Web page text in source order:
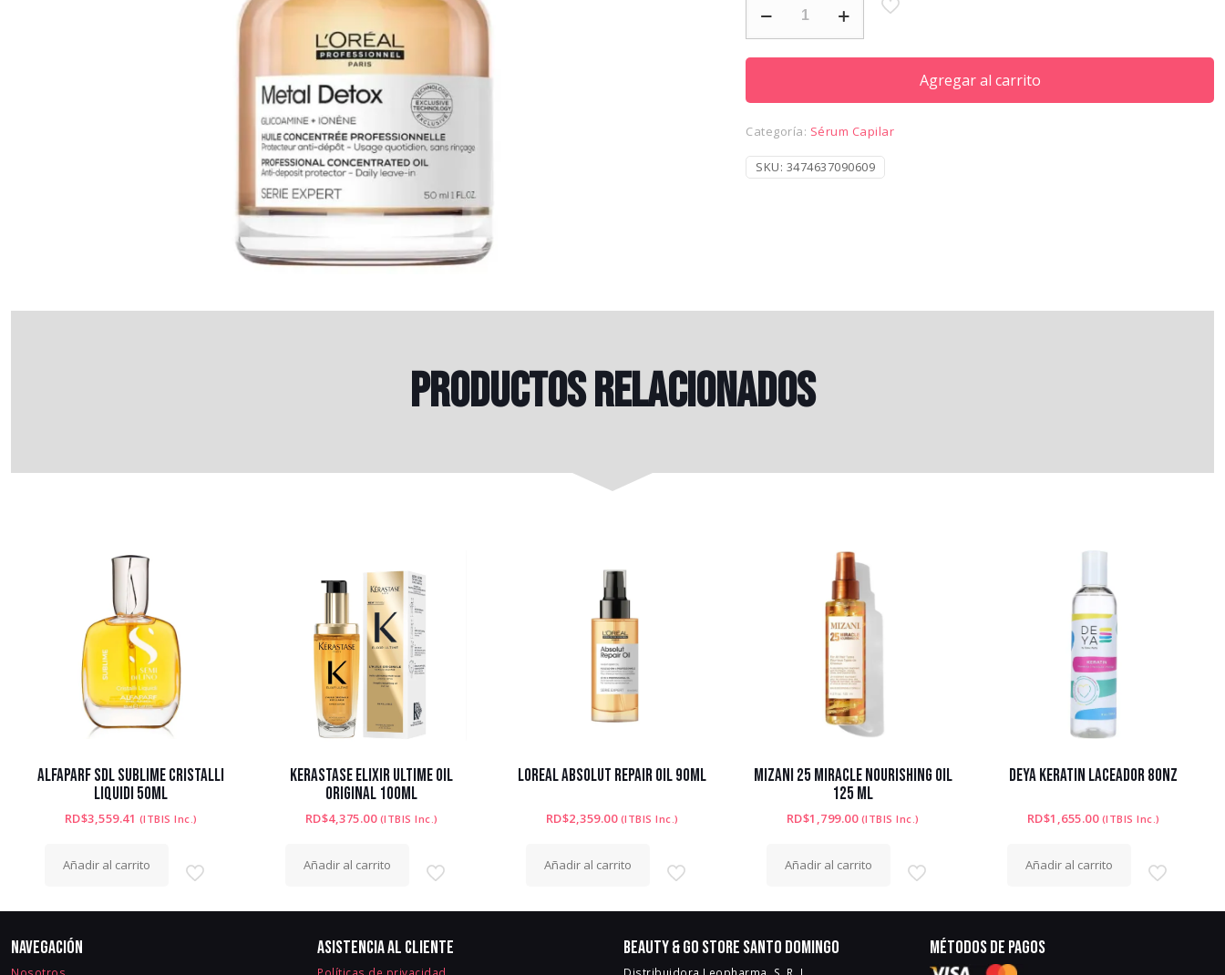
METAL
DETOX
OIL
cantidad
Agregar al carrito
Categoría: Sérum Capilar
SKU: 3474637090609
Productos relacionados
ALFAPARF SDL SUBLIME CRISTALLI
LIQUIDI 50ML
RD$3,559.41 (ITBIS Inc.)
Añadir al carrito
KERASTASE ELIXIR ULTIME OIL
ORIGINAL 100ML
RD$4,375.00 (ITBIS Inc.)
Añadir al carrito
LOREAL ABSOLUT REPAIR OIL 90ML
RD$2,359.00 (ITBIS Inc.)
Añadir al carrito
MIZANI 25 MIRACLE NOURISHING OIL
125 ML
RD$1,799.00 (ITBIS Inc.)
Añadir al carrito
DEYA KERATIN LACEADOR 8ONZ
RD$1,655.00 (ITBIS Inc.)
Añadir al carrito
Navegación
Nosotros
Asistencia al cliente
Políticas de privacidad
Beauty & Go Store Santo Domingo
Distribuidora Leopharma, S. R. L.
Métodos de pagos